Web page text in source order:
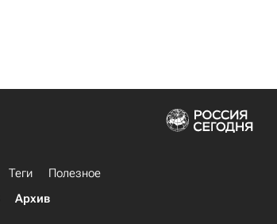
Теги
Полезное
Архив